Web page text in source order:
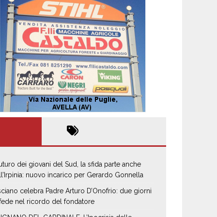
dei giovani del Sud, la sfida parte anche
nuovo incarico per Gerardo Gonnella
celebra Padre Arturo D’Onofrio: due giorni
nel ricordo del fondatore